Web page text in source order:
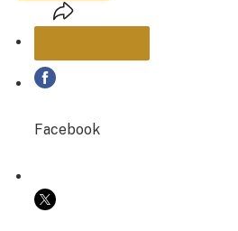
PARTAGER
COPIER LE LIEN
Facebook